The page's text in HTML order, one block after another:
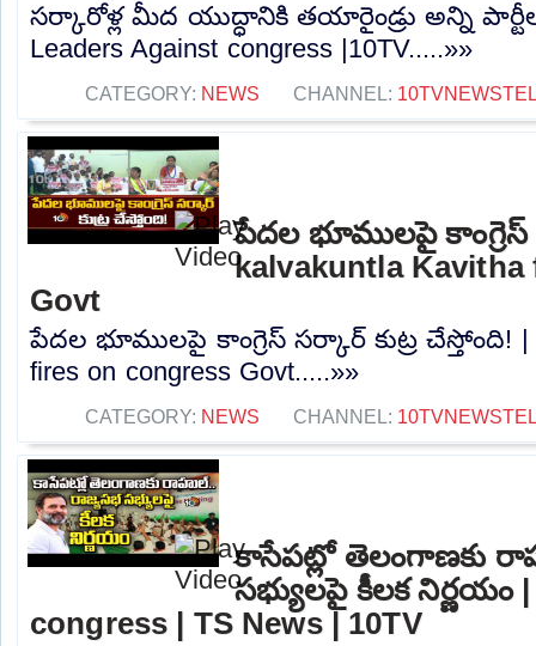
సర్కారోళ్ల మీద యుద్ధానికి తయారైండ్రు అన్ని పార్టీల
Leaders Against congress |10TV.....»»
CATEGORY: NEWS CHANNEL:
పేదల భూములపై కాంగ్రెస్
kalvakuntla
Govt
పేదల భూములపై కాంగ్రెస్ సర్కార్ కుట్ర చేస్తోంది! |
fires on congress Govt.....»»
CATEGORY: NEWS CHANNEL:
కాసేపట్లో తెలంగాణకు
సభ్యులపై కీలక నిర్ణయం
congress | TS News | 10TV